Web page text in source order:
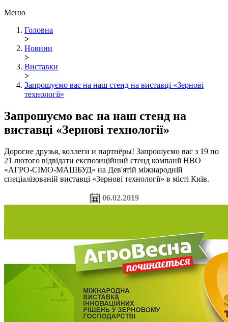
Меню
Головна
>
Новини
>
Виставки
>
Запрошуємо вас на наш стенд на виставці «Зернові
технології»
Запрошуємо вас на наш стенд на
виставці «Зернові технології»
Дорогие друзья, коллеги и партнёры! Запрошуємо вас з 19 по
21 лютого відвідати експозиційний стенд компанії НВО
«АГРО-СІМО-МАШБУД» на Дев'ятій міжнародній
спеціалізованій виставці «Зернові технології» в місті Київ.
06.02.2019